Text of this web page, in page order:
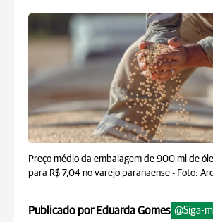
Preço médio da embalagem de 900 ml de
para R$ 7,04 no varejo paranaense - Foto:
Publicado por Eduarda Gomes @Siga-